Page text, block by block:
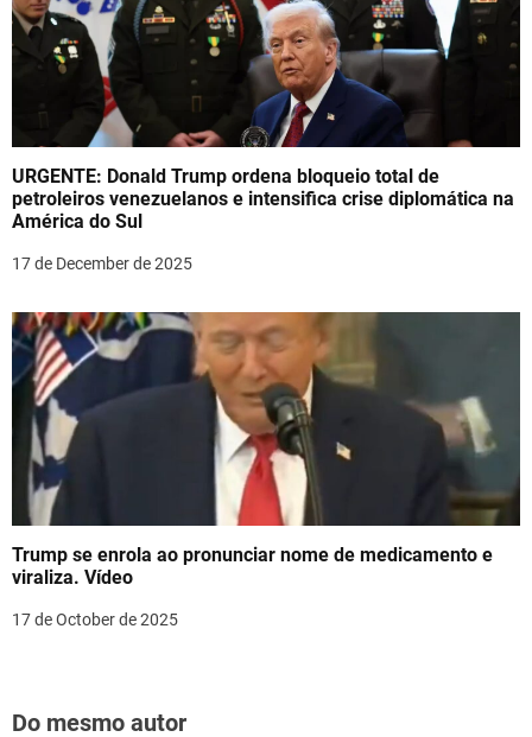
URGENTE: Donald Trump ordena bloqueio total de
petroleiros venezuelanos e intensifica crise diplomática na
América do Sul
17 de December de 2025
Trump se enrola ao pronunciar nome de medicamento e
viraliza. Vídeo
17 de October de 2025
Do mesmo autor